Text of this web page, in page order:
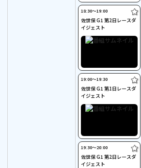
18:30〜19:00
佐世保 G1 第2日レースダ
イジェスト
19:00〜19:30
佐世保 G1 第1日レースダ
イジェスト
19:30〜20:00
佐世保 G1 第2日レースダ
イジェスト